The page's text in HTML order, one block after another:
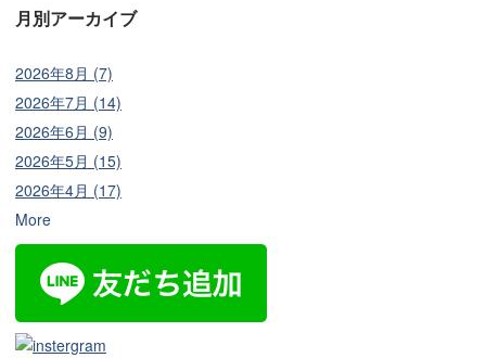
月別アーカイブ
2026年8月 (7)
2026年7月 (14)
2026年6月 (9)
2026年5月 (15)
2026年4月 (17)
More